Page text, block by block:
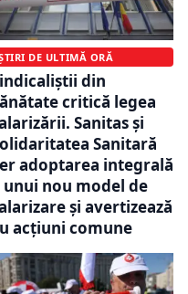
DE ULTIMĂ ORĂ
din
critică legea
Sanitas și
Sanitară
adoptarea integrală
unui nou model de
și avertizează
acțiuni comune